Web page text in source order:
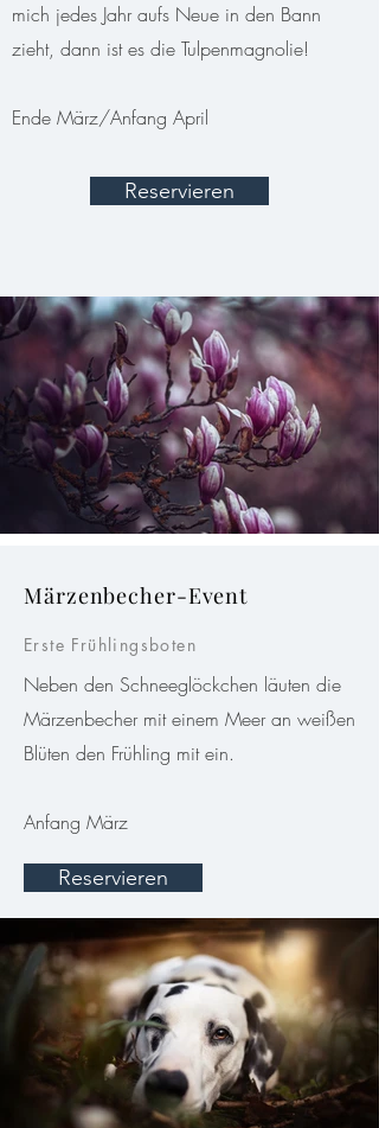
mich jedes Jahr aufs Neue in den Bann
zieht, dann ist es die Tulpenmagnolie!
Ende März/Anfang April
Reservieren
Märzenbecher-Event
Erste Frühlingsboten
Neben den Schneeglöckchen läuten die
Märzenbecher mit einem Meer an weißen
Blüten den Frühling mit ein.
Anfang März
Reservieren